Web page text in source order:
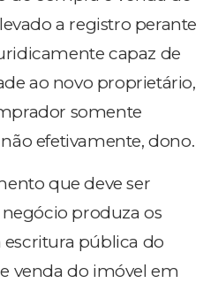
a registro perante
capaz de
ao novo proprietário,
somente
efetivamente, dono.
que deve ser
produza os
escritura pública do
venda do imóvel em